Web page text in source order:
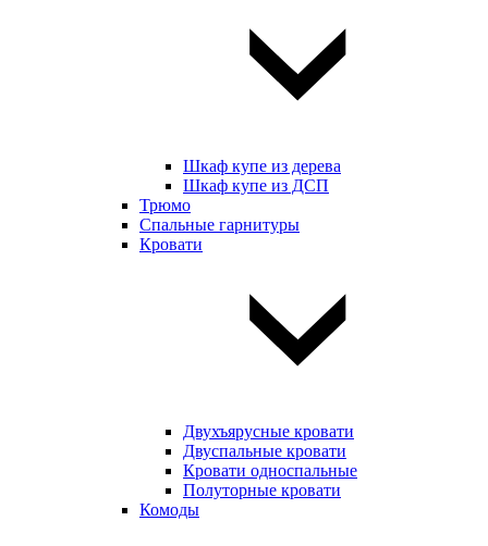
Шкаф купе из дерева
Шкаф купе из ДСП
Трюмо
Спальные гарнитуры
Кровати
Двухъярусные кровати
Двуспальные кровати
Кровати односпальные
Полуторные кровати
Комоды